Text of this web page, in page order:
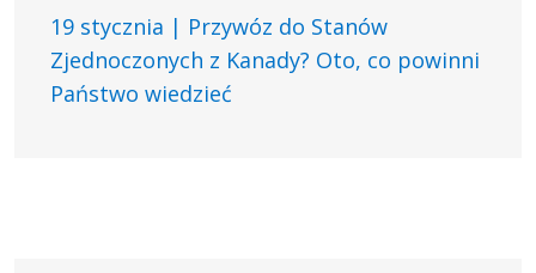
19 stycznia | Przywóz do Stanów
Zjednoczonych z Kanady? Oto, co powinni
Państwo wiedzieć